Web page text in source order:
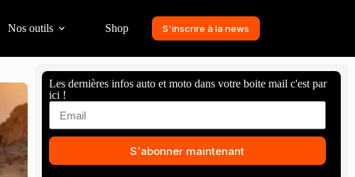
Nos outils Shop S'inscrire à la news
Les dernières infos auto et moto dans votre boite mail c'est par
ici !
S'abonner maintenant